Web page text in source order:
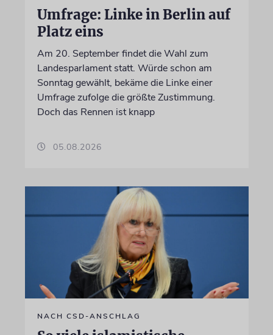
Umfrage: Linke in Berlin auf
Platz eins
Am 20. September findet die Wahl zum
Landesparlament statt. Würde schon am
Sonntag gewählt, bekäme die Linke einer
Umfrage zufolge die größte Zustimmung.
Doch das Rennen ist knapp
05.08.2026
NACH CSD-ANSCHLAG